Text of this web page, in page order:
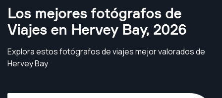
Los mejores fotógrafos de
Viajes en Hervey Bay, 2026
Explora estos fotógrafos de viajes mejor valorados de
Hervey Bay